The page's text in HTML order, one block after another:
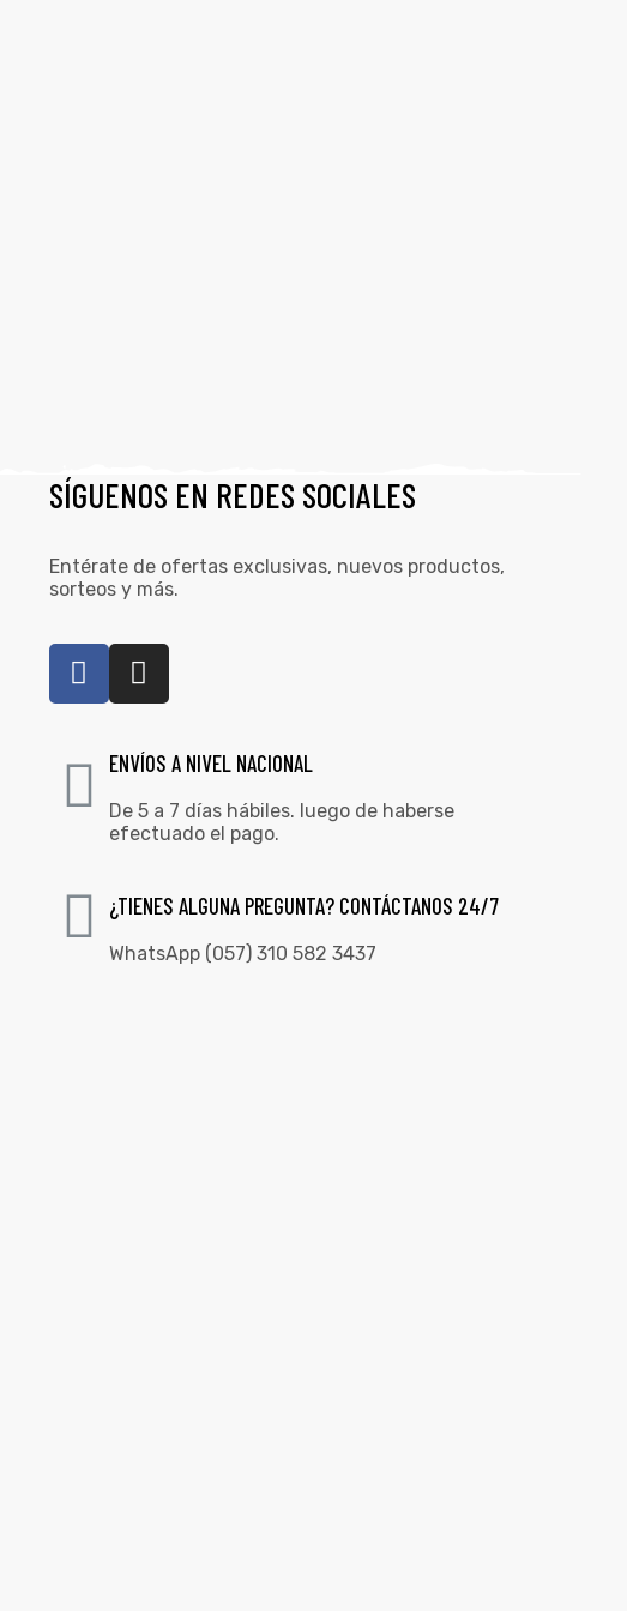
SÍGUENOS EN REDES SOCIALES
Entérate de ofertas exclusivas, nuevos productos,
sorteos y más.
ENVÍOS A NIVEL NACIONAL
De 5 a 7 días hábiles. luego de haberse
efectuado el pago.
¿TIENES ALGUNA PREGUNTA? CONTÁCTANOS 24/7
WhatsApp (057) 310 582 3437